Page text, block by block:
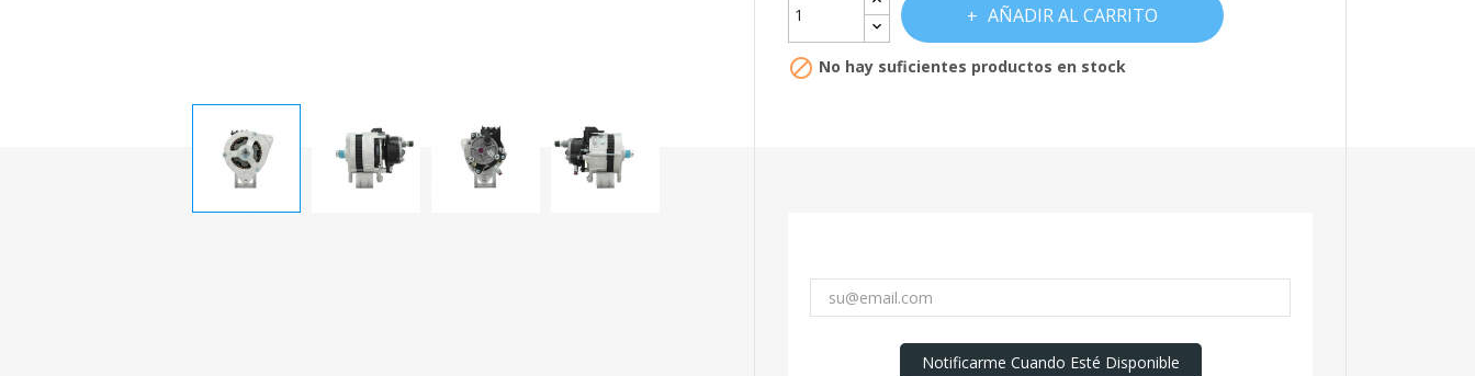
AÑADIR AL CARRITO
 No hay suficientes productos en stock
Notificarme Cuando Esté Disponible